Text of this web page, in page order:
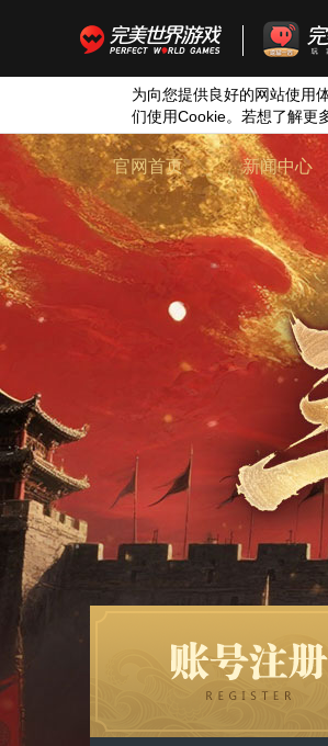
为向您提供良好的网站使用
们使用Cookie。若想了解更
官网首页 新闻中心